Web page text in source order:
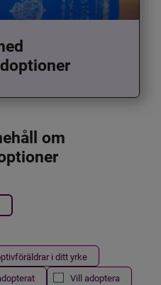
om
i ditt yrke
Vill adoptera